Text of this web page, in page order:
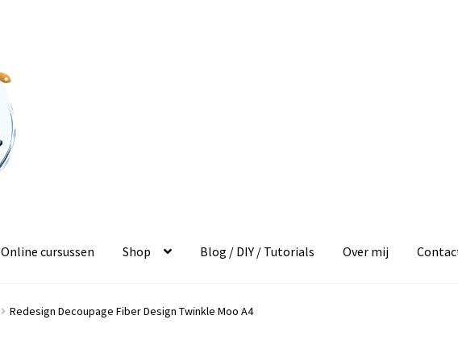
Online cursussen Shop Blog / DIY / Tutorials Over mij
Redesign Decoupage Fiber Design Twinkle Moo A4